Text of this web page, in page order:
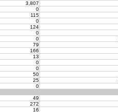
3,807
0
115
0
124
0
0
79
166
13
0
0
50
25
0
49
272
16